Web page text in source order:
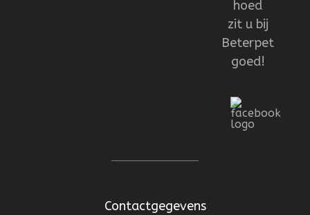
hoed
zit u bij
Beterpet
goed!
Contactgegevens